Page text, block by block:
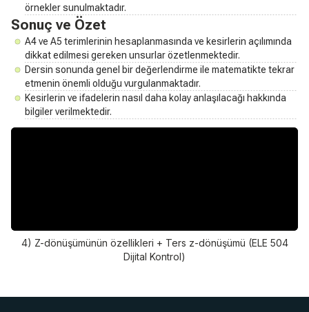
örnekler sunulmaktadır.
Sonuç ve Özet
A4 ve A5 terimlerinin hesaplanmasında ve kesirlerin açılımında
dikkat edilmesi gereken unsurlar özetlenmektedir.
Dersin sonunda genel bir değerlendirme ile matematikte tekrar
etmenin önemli olduğu vurgulanmaktadır.
Kesirlerin ve ifadelerin nasıl daha kolay anlaşılacağı hakkında
bilgiler verilmektedir.
4) Z-dönüşümünün özellikleri + Ters z-dönüşümü (ELE 504
Dijital Kontrol)